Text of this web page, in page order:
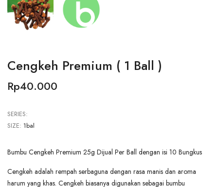
Cengkeh Premium ( 1 Ball )
Rp40.000
SERIES:
SIZE: 1bal
Bumbu Cengkeh Premium 25g Dijual Per Ball dengan isi 10 Bungkus
Cengkeh adalah rempah serbaguna dengan rasa manis dan aroma
harum yang khas. Cengkeh biasanya digunakan sebagai bumbu